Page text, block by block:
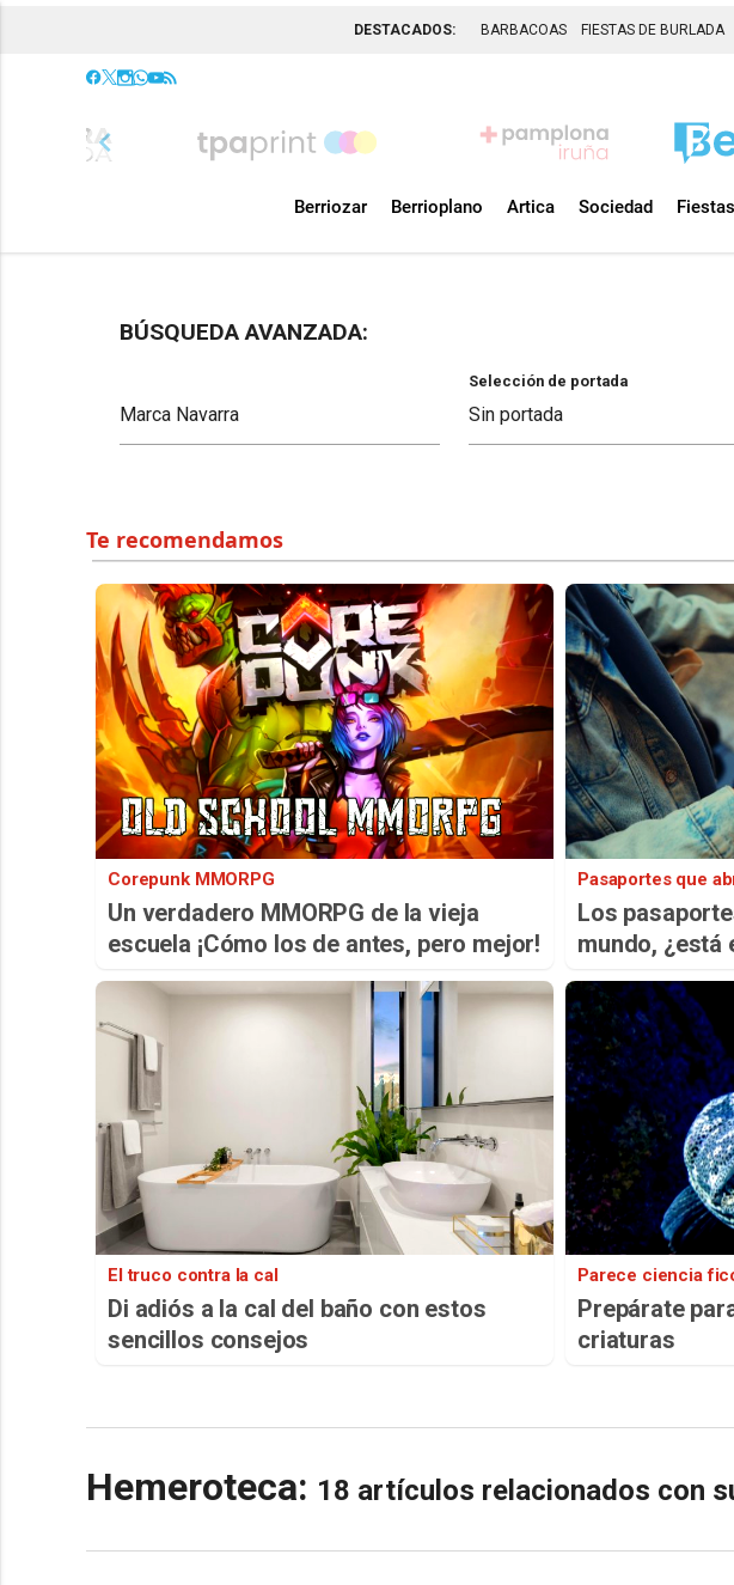
DESTACADOS: BARBACOAS FIESTAS DE BURLADA
chevron_left
Berriozar Berrioplano Artica Sociedad Fiestas
BÚSQUEDA AVANZADA:
Selección de portada
Corepunk MMORPG
Un verdadero MMORPG de la vieja
escuela ¡Cómo los de antes, pero mejor!
Pasaportes que
Los
mundo, ¿está
El truco contra la cal
Di adiós a la cal del baño con estos
sencillos consejos
Parece ciencia
Prepárate
criaturas
Hemeroteca: 18 artículos relacionados con